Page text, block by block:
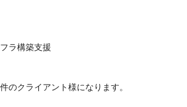
ラ構築支援
のクライアント様になります。